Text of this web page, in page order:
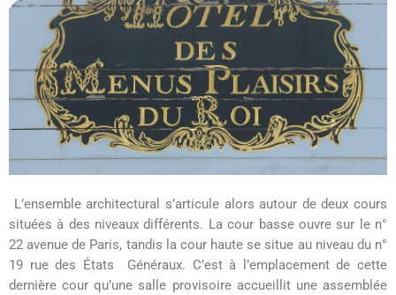
L’ensemble architectural s’articule alors autour de deux cours
situées à des niveaux différents. La cour basse ouvre sur le n°
22 avenue de Paris, tandis la cour haute se situe au niveau du n°
19 rue des États Généraux. C’est à l’emplacement de cette
dernière cour qu’une salle provisoire accueillit une assemblée